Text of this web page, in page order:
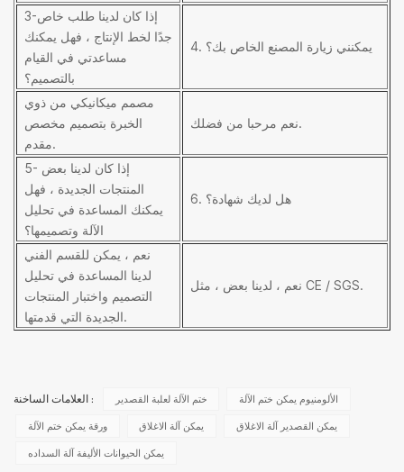
3-إذا كان لدينا طلب خاص
جدًا لخط الإنتاج ، فهل يمكنك
مساعدتي في القيام
بالتصميم؟
4. يمكنني زيارة المصنع الخاص بك؟
مصمم ميكانيكي من ذوي
الخبرة بتصميم مخصص
مقدم.
نعم مرحبا من فضلك.
5- إذا كان لدينا بعض
المنتجات الجديدة ، فهل
يمكنك المساعدة في تحليل
الآلة وتصميمها؟
6. هل لديك شهادة؟
نعم ، يمكن للقسم الفني
لدينا المساعدة في تحليل
التصميم واختبار المنتجات
الجديدة التي قدمتها.
نعم ، لدينا بعض ، مثل CE / SGS.
العلامات الساخنة : ختم الآلة لعلبة القصدير الألومنيوم يمكن ختم الآلة
ورقة يمكن ختم الآلة يمكن آلة الاغلاق يمكن القصدير آلة الاغلاق
يمكن الحيوانات الأليفة آلة السداده